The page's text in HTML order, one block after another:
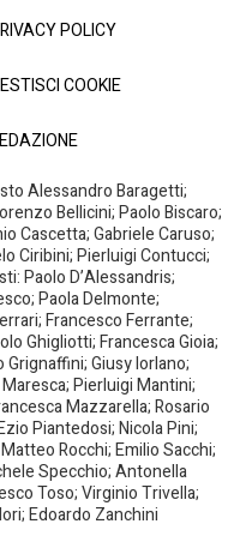
POLICY
COOKIE
Alessandro Baragetti;
Bellicini; Paolo Biscaro;
Cascetta; Gabriele Caruso;
Ciribini; Pierluigi Contucci;
Paolo D’Alessandris;
Paola Delmonte;
Francesco Ferrante;
Ghigliotti; Francesca Gioia;
Giusy Iorlano;
Pierluigi Mantini;
Mazzarella; Rosario
Piantedosi; Nicola Pini;
Rocchi; Emilio Sacchi;
Specchio; Antonella
Toso; Virginio Trivella;
Edoardo Zanchini